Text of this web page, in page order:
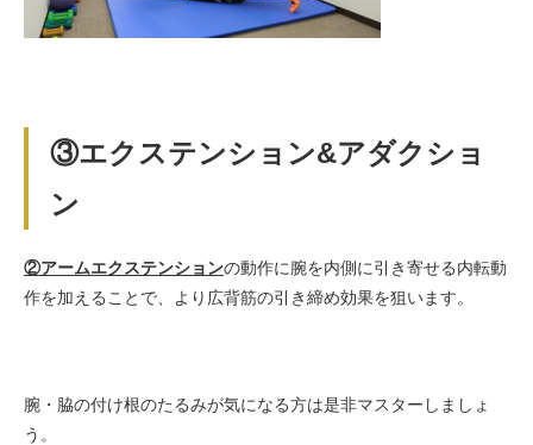
③エクステンション&アダクショ
ン
②アームエクステンションの動作に腕を内側に引き寄せる内転動
作を加えることで、より広背筋の引き締め効果を狙います。
腕・脇の付け根のたるみが気になる方は是非マスターしましょ
う。